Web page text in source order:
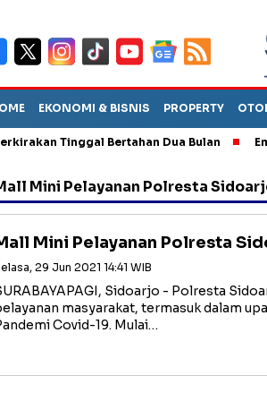
EKONOMI & BISNIS PROPERTY
Tinggal Bertahan Dua Bulan Empat
Mini Pelayanan Polresta
Mini Pelayanan Polresta
29 Jun 2021 14:41 WIB
Sidoarjo - Polresta
masyarakat, termasuk dalam
Covid-19. Mulai…